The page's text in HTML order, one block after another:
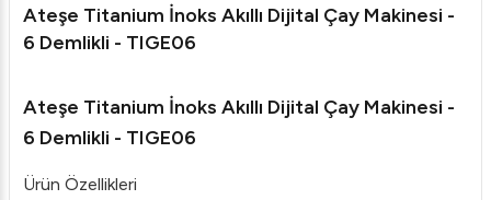
Ateşe Titanium İnoks Akıllı Dijital Çay Makinesi -
6 Demlikli - TIGE06
Ateşe Titanium İnoks Akıllı Dijital Çay Makinesi -
6 Demlikli - TIGE06
Ürün Özellikleri